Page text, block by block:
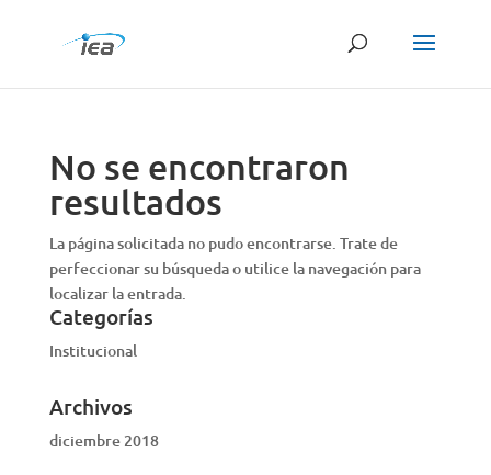
No se encontraron
resultados
La página solicitada no pudo encontrarse. Trate de
perfeccionar su búsqueda o utilice la navegación para
localizar la entrada.
Categorías
Institucional
Archivos
diciembre 2018